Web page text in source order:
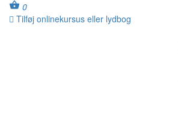
0
Tilføj onlinekursus eller lydbog